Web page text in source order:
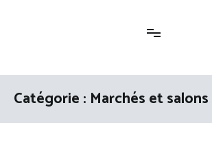
Catégorie : Marchés et salons